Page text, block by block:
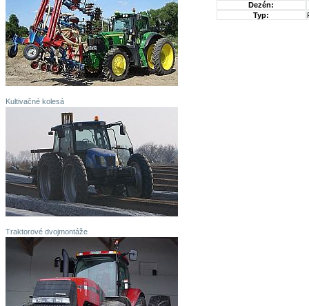
Kultivačné kolesá
Traktorové dvojmontáže
Dezén:
Typ: